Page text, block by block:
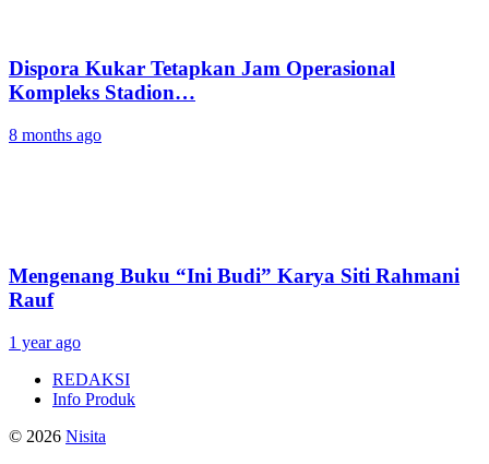
Dispora Kukar Tetapkan Jam Operasional
Kompleks Stadion…
8 months ago
Mengenang Buku “Ini Budi” Karya Siti Rahmani
Rauf
1 year ago
REDAKSI
Info Produk
© 2026 Nisita